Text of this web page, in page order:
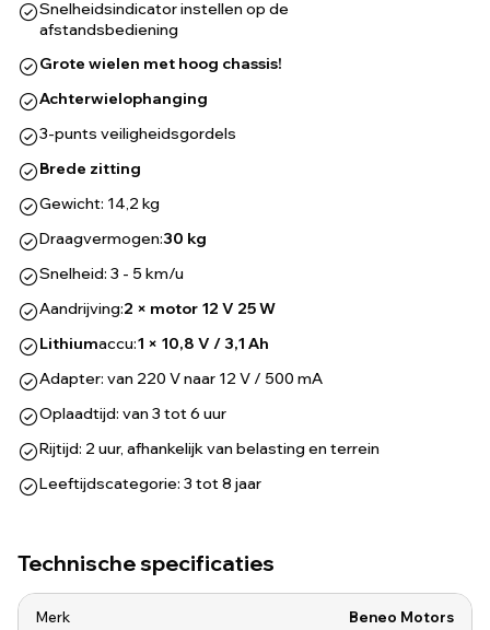
Snelheidsindicator instellen op de
afstandsbediening
Grote wielen met hoog chassis!
Achterwielophanging
3-punts veiligheidsgordels
Brede zitting
Gewicht: 14,2 kg
Draagvermogen:30 kg
Snelheid: 3 - 5 km/u
Aandrijving:2 × motor 12 V 25 W
Lithiumaccu:1 × 10,8 V / 3,1 Ah
Adapter: van 220 V naar 12 V / 500 mA
Oplaadtijd: van 3 tot 6 uur
Rijtijd: 2 uur, afhankelijk van belasting en terrein
Leeftijdscategorie: 3 tot 8 jaar
Technische specificaties
Merk Beneo Motors